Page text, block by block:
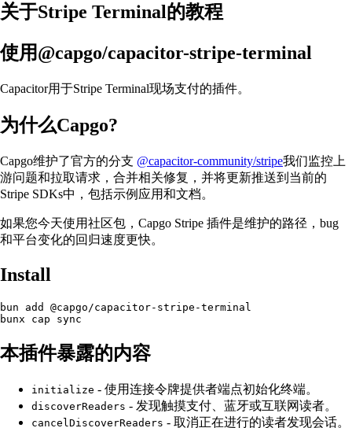
关于Stripe Terminal的教程
使用@capgo/capacitor-stripe-terminal
Capacitor用于Stripe Terminal现场支付的插件。
为什么Capgo?
Capgo维护了官方的分支 @capacitor-community/stripe我们监控上
游问题和拉取请求，合并相关修复，并将更新推送到当前的
Stripe SDKs中，包括示例应用和文档。
如果您今天使用社区包，Capgo Stripe 插件是维护的路径，bug
和平台变化的回归速度更快。
Install
bun add @capgo/capacitor-stripe-terminal
本插件暴露的内容
initialize - 使用连接令牌提供者端点初始化终端。
discoverReaders - 发现触摸支付、蓝牙或互联网读者。
cancelDiscoverReaders - 取消正在进行的读者发现会话。